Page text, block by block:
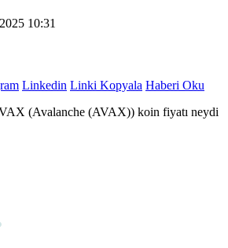
10:31
Linkedin Linki Kopyala Haberi Oku
(Avalanche (AVAX)) koin fiyatı neydi